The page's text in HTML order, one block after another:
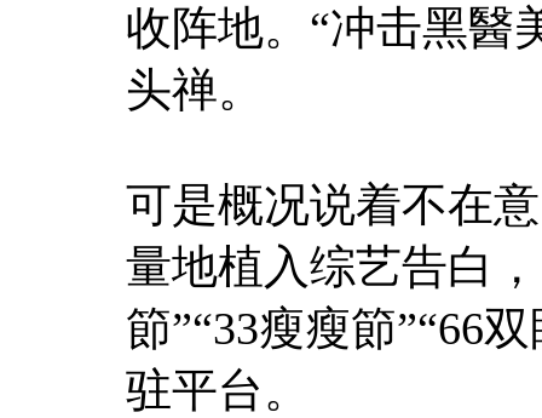
收阵地。“冲击黑醫
头禅。
可是概况说着不在
量地植入综艺告白
節”“33瘦瘦節”“66
驻平台。